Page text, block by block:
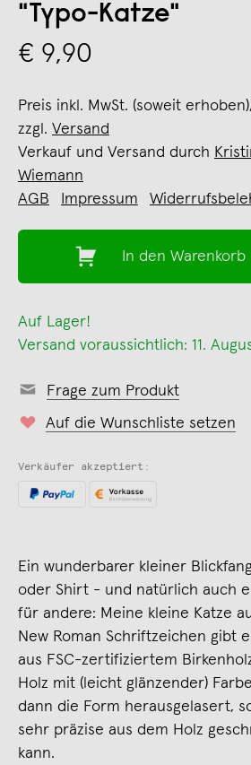
"Typo-Katze"
€ 9,90
Preis inkl. MwSt. (soweit erhoben),
zzgl. Versand
Verkauf und Versand durch
Wiemann
AGB
Impressum
In den Warenkorb
Auf Lager!
Versand voraussichtlich: 11.
Frage zum Produkt
Auf die Wunschliste setzen
Verkäufer akzeptiert:
Ein wunderbarer kleiner
oder Shirt - und natürlich auch
für andere: Meine kleine Katze
New Roman Schriftzeichen gibt
aus FSC-zertifiziertem
Holz mit (leicht glänzender)
dann die Form herausgelasert,
sehr präzise aus dem Holz
kann.